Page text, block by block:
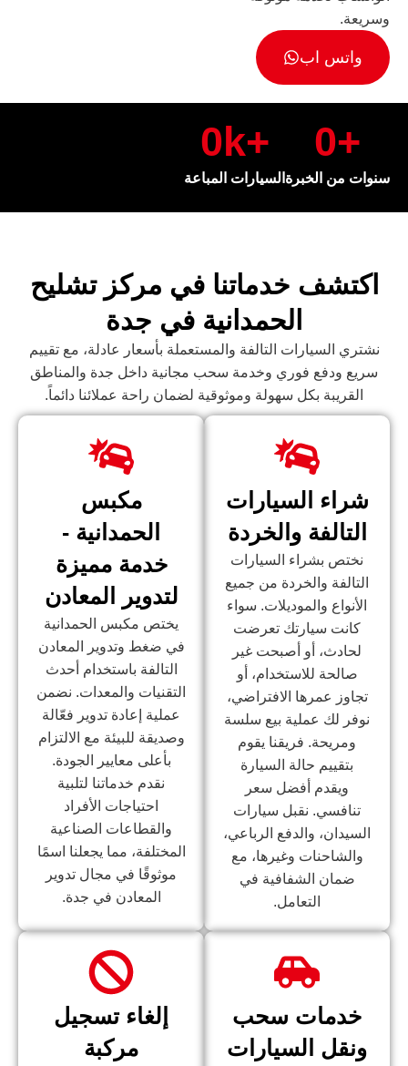
وسريعة.
واتس اب
سنوات من الخبرة
+
0
السيارات المباعة
+k
0
اكتشف خدماتنا في مركز تشليح
الحمدانية في جدة
نشتري السيارات التالفة والمستعملة بأسعار عادلة، مع تقييم
سريع ودفع فوري وخدمة سحب مجانية داخل جدة والمناطق
القريبة بكل سهولة وموثوقية لضمان راحة عملائنا دائماً.
شراء السيارات
التالفة والخردة
نختص بشراء السيارات
التالفة والخردة من جميع
الأنواع والموديلات. سواء
كانت سيارتك تعرضت
لحادث، أو أصبحت غير
صالحة للاستخدام، أو
تجاوز عمرها الافتراضي،
نوفر لك عملية بيع سلسة
ومريحة. فريقنا يقوم
بتقييم حالة السيارة
ويقدم أفضل سعر
تنافسي. نقبل سيارات
السيدان، والدفع الرباعي،
والشاحنات وغيرها، مع
ضمان الشفافية في
التعامل.
مكبس
الحمدانية -
خدمة مميزة
لتدوير المعادن
يختص مكبس الحمدانية
في ضغط وتدوير المعادن
التالفة باستخدام أحدث
التقنيات والمعدات. نضمن
عملية إعادة تدوير فعّالة
وصديقة للبيئة مع الالتزام
بأعلى معايير الجودة.
نقدم خدماتنا لتلبية
احتياجات الأفراد
والقطاعات الصناعية
المختلفة، مما يجعلنا اسمًا
موثوقًا في مجال تدوير
المعادن في جدة.
خدمات سحب
ونقل السيارات
إلغاء تسجيل
مركبة